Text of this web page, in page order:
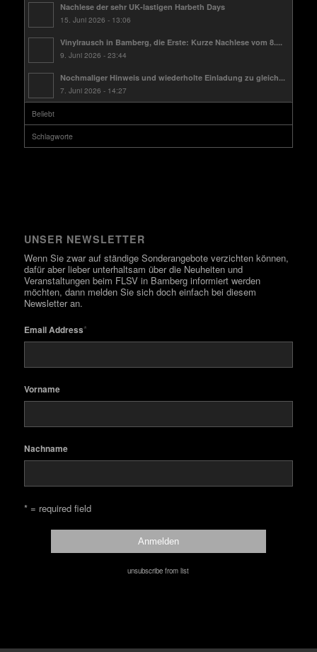
Nachlese der sehr UK-lastigen Harbeth Days
15. Juni 2026 - 13:06
Vinylrausch in Bamberg, die Erste: Kurze Nachlese vom 8....
9. Juni 2026 - 23:44
Nochmaliger Hinweis und wiederholte Einladung zu gleich...
7. Juni 2026 - 14:27
Beliebt
Schlagworte
UNSER NEWSLETTER
Wenn Sie zwar auf ständige Sonderangebote verzichten können,
dafür aber lieber unterhaltsam über die Neuheiten und
Veranstaltungen beim FLSV in Bamberg informiert werden
möchten, dann melden Sie sich doch einfach bei diesem
Newsletter an.
Email Address*
Vorname
Nachname
* = required field
unsubscribe from list